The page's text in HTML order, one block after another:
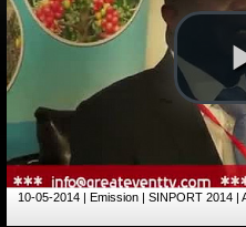
10-05-2014 | Emission | SINPORT 2014 |